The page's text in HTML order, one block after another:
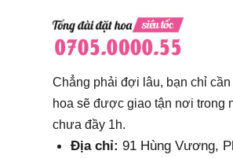
Chẳng phải đợi lâu, bạn chỉ
hoa sẽ được giao tận nơi trong
chưa đầy 1h.
Địa chỉ: 91 Hùng Vương,